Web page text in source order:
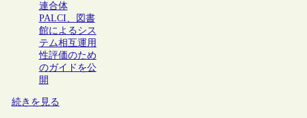
連合体
PALCI、図書
館によるシス
テム相互運用
性評価のため
のガイドを公
開
続きを見る